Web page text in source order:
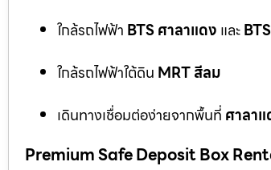
ใกล้รถไฟฟ้า BTS ศาลาแดง และ
ใกล้รถไฟฟ้าใต้ดิน MRT สีลม
เดินทางเชื่อมต่อง่ายจากพื้นที่ ศาลา
Premium Safe Deposit Box